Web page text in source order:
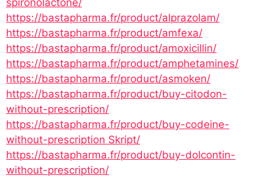
https://bastapharma.fr/product/alprazolam/
https://bastapharma.fr/product/amfexa/
https://bastapharma.fr/product/amoxicillin/
https://bastapharma.fr/product/amphetamines/
https://bastapharma.fr/product/asmoken/
https://bastapharma.fr/product/buy-citodon-
without-prescription/
https://bastapharma.fr/product/buy-codeine-
without-prescription Skript/
https://bastapharma.fr/product/buy-dolcontin-
without-prescription/